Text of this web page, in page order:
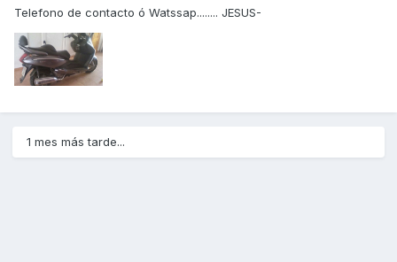
Telefono de contacto ó Watssap........ JESUS-
1 mes más tarde...